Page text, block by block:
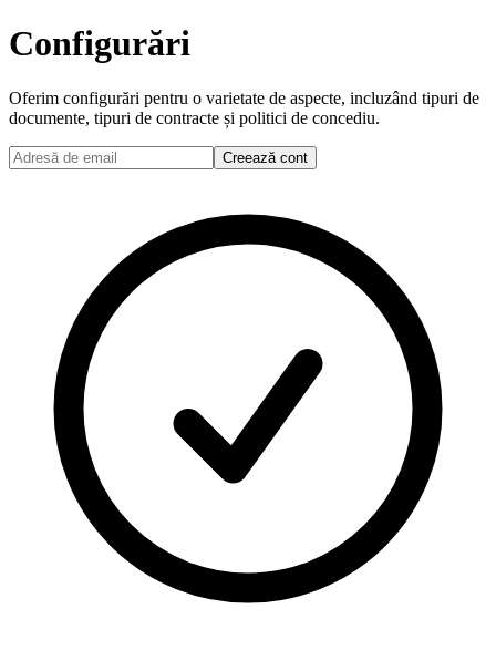
Configurări
Oferim configurări pentru o varietate de aspecte, incluzând tipuri de
documente, tipuri de contracte și politici de concediu.
Creează cont